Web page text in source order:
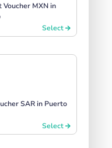
MXN in
Select
SAR in Puerto
Select